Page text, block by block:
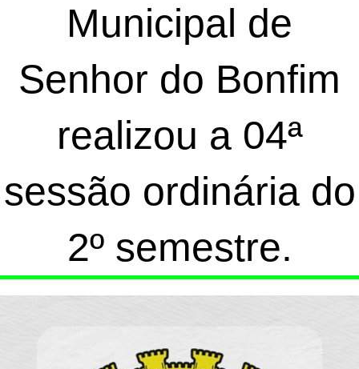
Municipal de
Senhor do Bonfim
realizou a 04ª
sessão ordinária do
2º semestre.